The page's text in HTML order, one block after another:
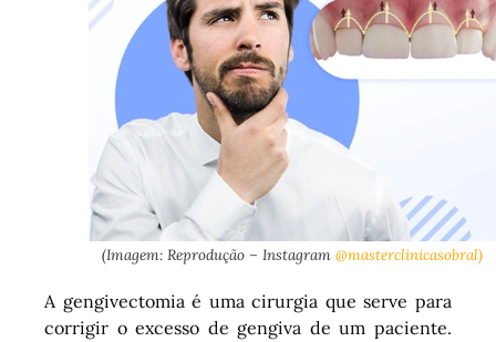
(Imagem: Reprodução – Instagram @masterclinicasobral)
A gengivectomia é uma cirurgia que serve para
corrigir o excesso de gengiva de um paciente.